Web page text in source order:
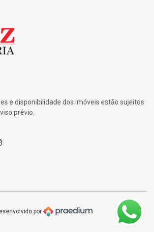
e disponibilidade dos imóveis estão sujeitos
prévio.
por